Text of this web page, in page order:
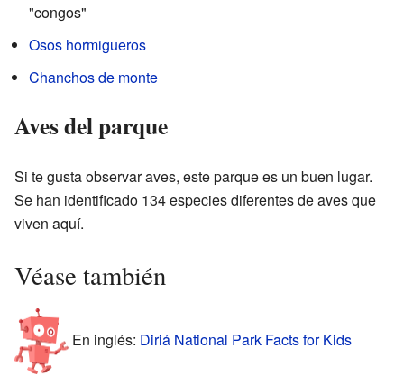
"congos"
Osos hormigueros
Chanchos de monte
Aves del parque
Si te gusta observar aves, este parque es un buen lugar.
Se han identificado 134 especies diferentes de aves que
viven aquí.
Véase también
En inglés: Diriá National Park Facts for Kids